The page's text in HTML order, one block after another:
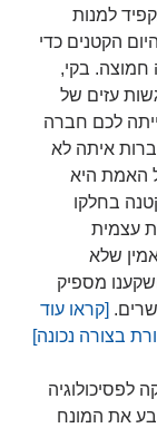
למנות
הקטנים כדי
חמוצה. בקי,
עזים של
לכם חברה
איתה לא
האמת היא
בחלקו
עצמית
שלא
מספיק
[קראו עוד
בצורה נכונה]
לפסיכולוגיה
את המונח